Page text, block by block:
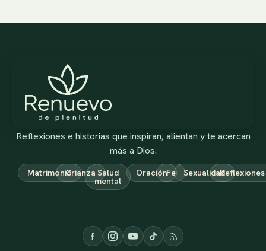
Reflexiones e historias que inspiran, alientan y te acercan
más a Dios.
MatrimonioCrianza Salud
mental
OraciónFe SexualidadReflexiones